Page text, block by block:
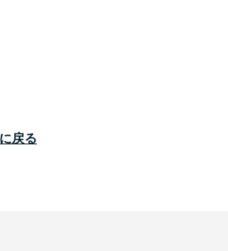
戻る